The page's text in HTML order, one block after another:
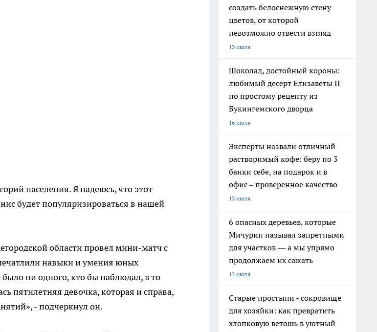
населения. Я надеюсь, что этот
будет популяризироваться в нашей
области провел мини-матч с
навыки и умения юных
ни одного, кто бы наблюдал, в то
пятилетняя девочка, которая и справа,
- подчеркнул он.
создать белоснежную стену
цветов, от которой
невозможно отвести взгляд
13 июля
Шоколад, достойный короны:
любимый десерт Елизаветы II
по простому рецепту из
Букингемского дворца
16 июля
Эксперты назвали отличный
растворимый кофе: беру по 3
банки себе, на подарок и в
офис – проверенное качество
13 июля
6 опасных деревьев, которые
Мичурин называл запретными
для участков — а мы упрямо
продолжаем их сажать
12 июля
Старые простыни - сокровище
для хозяйки: как превратить
хлопковую ветошь в уютный